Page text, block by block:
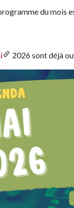
du mois
2026 sont déjà